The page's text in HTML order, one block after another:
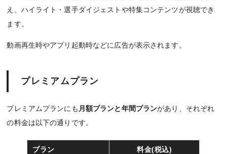
え、ハイライト・選手ダイジェストや特集コンテンツが視聴でき
ます。
動画再生時やアプリ起動時などに広告が表示されます。
プレミアムプラン
プレミアムプランにも 月額プランと年間プランがあり、それぞれ
の料金は以下の通りです。
プラン 料金(税込)